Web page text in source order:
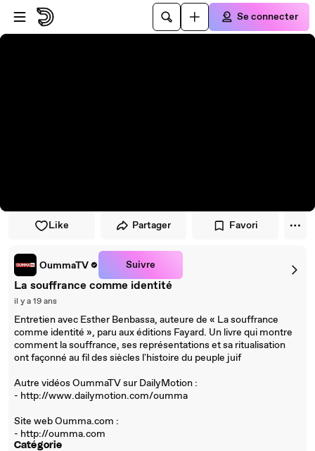
Passer au player
Passer au contenu principal
Se connecter
Like Partager Favori
OummaTV Suivre
La souffrance comme identité
il y a 19 ans
Entretien avec Esther Benbassa, auteure de « La souffrance
comme identité », paru aux éditions Fayard. Un livre qui montre
comment la souffrance, ses représentations et sa ritualisation
ont façonné au fil des siècles l'histoire du peuple juif
Autre vidéos OummaTV sur DailyMotion :
- http://www.dailymotion.com/oumma
Site web Oumma.com :
- http://oumma.com
Catégorie